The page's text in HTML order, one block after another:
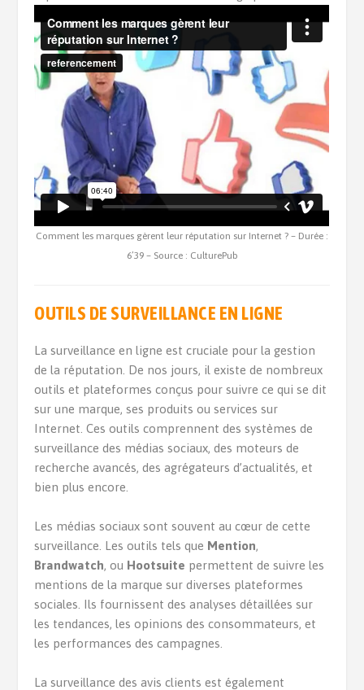
Comment les marques gèrent leur réputation sur Internet ? – Durée :
6’39 – Source : CulturePub
OUTILS DE SURVEILLANCE EN LIGNE
La surveillance en ligne est cruciale pour la gestion
de la réputation. De nos jours, il existe de nombreux
outils et plateformes conçus pour suivre ce qui se dit
sur une marque, ses produits ou services sur
Internet. Ces outils comprennent des systèmes de
surveillance des médias sociaux, des moteurs de
recherche avancés, des agrégateurs d’actualités, et
bien plus encore.
Les médias sociaux sont souvent au cœur de cette
surveillance. Les outils tels que Mention,
Brandwatch, ou Hootsuite permettent de suivre les
mentions de la marque sur diverses plateformes
sociales. Ils fournissent des analyses détaillées sur
les tendances, les opinions des consommateurs, et
les performances des campagnes.
La surveillance des avis clients est également